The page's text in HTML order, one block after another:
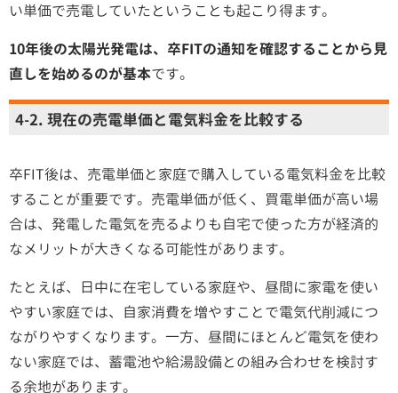
い単価で売電していたということも起こり得ます。
10年後の太陽光発電は、卒FITの通知を確認することから見
直しを始めるのが基本です。
4-2. 現在の売電単価と電気料金を比較する
卒FIT後は、売電単価と家庭で購入している電気料金を比較
することが重要です。売電単価が低く、買電単価が高い場
合は、発電した電気を売るよりも自宅で使った方が経済的
なメリットが大きくなる可能性があります。
たとえば、日中に在宅している家庭や、昼間に家電を使い
やすい家庭では、自家消費を増やすことで電気代削減につ
ながりやすくなります。一方、昼間にほとんど電気を使わ
ない家庭では、蓄電池や給湯設備との組み合わせを検討す
る余地があります。